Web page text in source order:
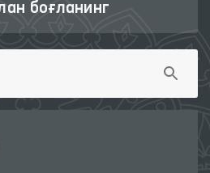
боғланинг